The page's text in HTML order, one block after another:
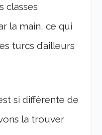
classes
la main, ce qui
turcs d’ailleurs
si différente de
la trouver